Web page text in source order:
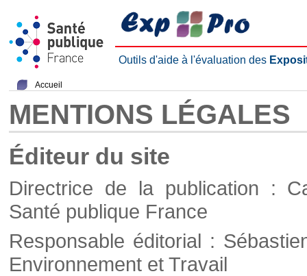
Outils d'aide à l'évaluation des
Accueil
MENTIONS LÉGALES
Éditeur du site
Directrice de la publication :
Santé publique France
Responsable éditorial :
Environnement et Travail